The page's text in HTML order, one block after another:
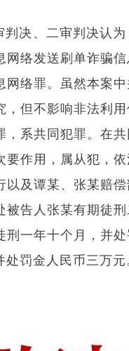
决、二审判决认
络发送刷单诈骗
络罪。虽然本案
但不影响非法利
，系共同犯罪。在
作用，属从犯，
及谭某、张某赔
被告人张某有期徒
一年十个月，并
处罚金人民币三万